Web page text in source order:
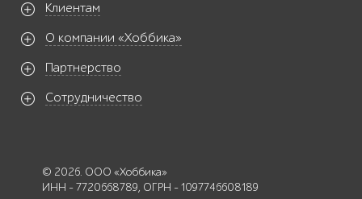
Клиентам
О компании «Хоббика»
Партнерство
Сотрудничество
© 2026. ООО «Хоббика»
ИНН - 7720668789, ОГРН - 1097746608189